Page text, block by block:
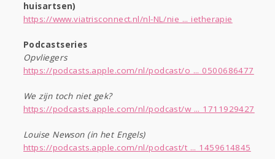
huisartsen)
https://www.viatrisconnect.nl/nl-NL/nie ... ietherapie
Podcastseries
Opvliegers
https://podcasts.apple.com/nl/podcast/o ... 0500686477
We zijn toch niet gek?
https://podcasts.apple.com/nl/podcast/w ... 1711929427
Louise Newson (in het Engels)
https://podcasts.apple.com/nl/podcast/t ... 1459614845